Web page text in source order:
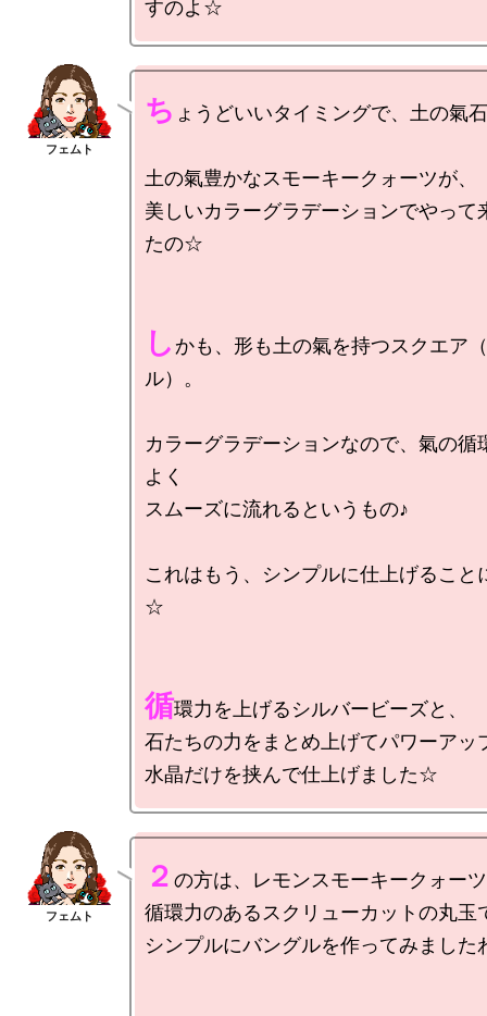
ち ょうどいいタイミングで、土の氣
土の氣豊かなスモーキークォーツが、
美しいカラーグラデーションでやって
たの☆
しかも、形も土の氣を持つスクエア
ル）。
カラーグラデーションなので、氣の循
よく
スムーズに流れるというもの♪
これはもう、シンプルに仕上げること
☆
循環力を上げるシルバービーズと、
石たちの力をまとめ上げてパワーアッ
２ の方は、レモンスモーキークォー
循環力のあるスクリューカットの丸玉
シンプルにバングルを作ってみました